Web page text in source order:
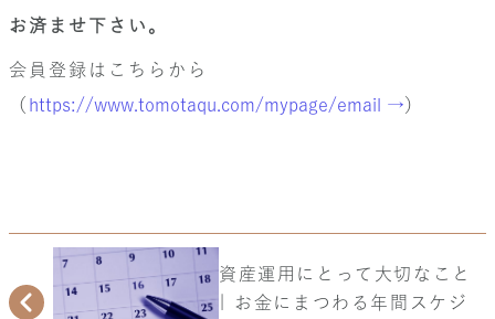
お済ませ下さい。
会員登録はこちらから
（ https://www.tomotaqu.com/mypage/email →）
資産運用にとって大切なこと
| お金にまつわる年間スケジ